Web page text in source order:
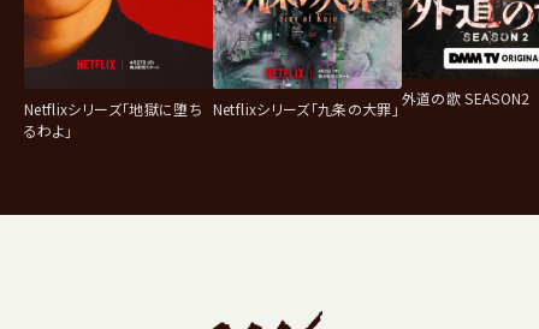
Netflixシリーズ「地獄に堕ち
るわよ」
Netflixシリーズ「九条の大罪」
外道の歌 SEASON2